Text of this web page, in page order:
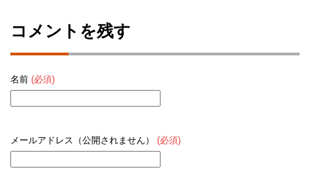
コメントを残す
名前 (必須)
メールアドレス（公開されません） (必須)